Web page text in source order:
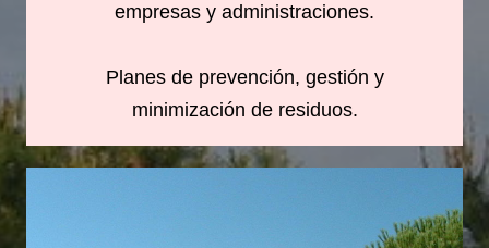
empresas y administraciones.
Planes de prevención, gestión y
minimización de residuos.